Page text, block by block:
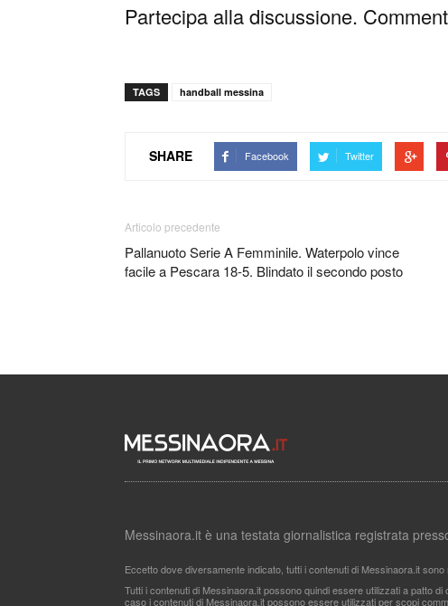
Partecipa alla discussione.
TAGS handball messina
SHARE Facebook Twitter
Articolo precedente
Pallanuoto Serie A Femminile. Waterpolo vince
facile a Pescara 18-5. Blindato il secondo posto
Messinaora.it è una testata giornalistica registrata
Eccetto dove diversamente indicato, tutti i contenuti di Messinaora.it
Tutti i contenuti di Messinaora.it possono quindi essere utilizzati a patto
caso i contenuti di Messinaora.it possono essere utilizzati per scopi